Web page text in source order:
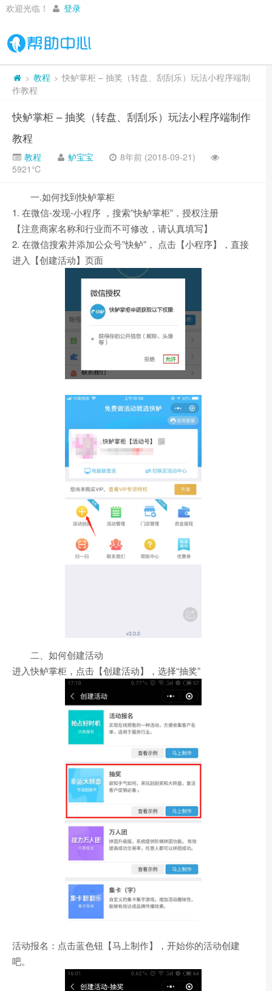
欢迎光临！ 登录
> 教程 > 快鲈掌柜 – 抽奖（转盘、刮刮乐）玩法小程序端制
作教程
快鲈掌柜 – 抽奖（转盘、刮刮乐）玩法小程序端制作
教程
教程 鲈宝宝
8年前 (2018-09-21)
5921℃
一.如何找到快鲈掌柜
1. 在微信-发现-小程序 ，搜索”快鲈掌柜”，授权注册
【注意商家名称和行业而不可修改，请认真填写】
2. 在微信搜索并添加公众号”快鲈”， 点击【小程序】，直接
进入【创建活动】页面
二、如何创建活动
进入快鲈掌柜，点击【创建活动】，选择“抽奖”
活动报名：点击蓝色钮【马上制作】，开始你的活动创建
吧。